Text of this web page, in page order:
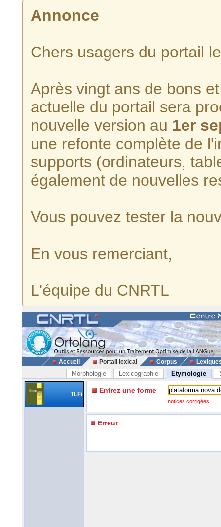
Annonce
Chers usagers du portail
Après vingt ans de bons
actuelle du portail sera
nouvelle version au 1er
une refonte complète de
supports (ordinateurs,
également de nouvelles
Vous pouvez tester la
En vous remerciant,
L'équipe du CNRTL
Accueil Portail lexical Corpus
Morphologie Lexicographie Etymologie
TLFi Entrez une forme
notices corrigées
Erreur